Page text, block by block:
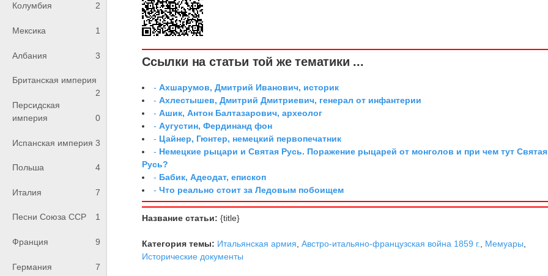
Колумбия 2
Мексика 1
Албания 3
Британская империя
2
Персидская
империя
0
Испанская империя 3
Польша 4
Италия 7
Песни Союза ССР 1
Франция 9
Германия 7
Ссылки на статьи той же тематики ...
-Ахшарумов, Дмитрий Иванович, историк
-Ахлестышев, Дмитрий Дмитриевич, генерал от инфантерии
-Ашик, Антон Балтазарович, археолог
-Аугустин, Фердинанд фон
- Цайнер, Гюнтер, немецкий первопечатник
- Немецкие рыцари и Святая Русь. Поражение рыцарей от монголов и при чем тут Святая
Русь?
- Бабик, Адеодат, епископ
-Что реально стоит за Ледовым побоищем
Название статьи: {title}
Категория темы: Итальянская армия ,Австро-итальяно-французская война 1859 г. Мемуары
Исторические документы